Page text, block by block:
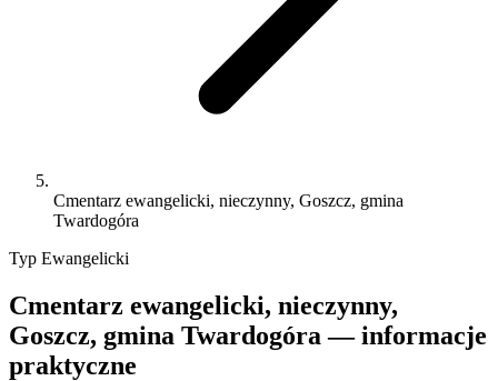
Cmentarz ewangelicki, nieczynny, Goszcz, gmina
Twardogóra
Typ Ewangelicki
Cmentarz ewangelicki, nieczynny,
Goszcz, gmina Twardogóra — informacje
praktyczne